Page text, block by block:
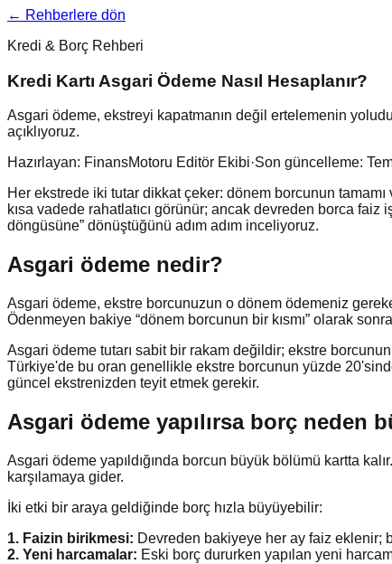
← Rehberlere dön
Kredi & Borç Rehberi
Kredi Kartı Asgari Ödeme Nasıl Hesaplanır?
Asgari ödeme, ekstreyi kapatmanın değil ertelemenin
açıklıyoruz.
Hazırlayan: FinansMotoru Editör Ekibi·Son güncelleme:
Her ekstrede iki tutar dikkat çeker: dönem borcunun tamamı
kısa vadede rahatlatıcı görünür; ancak devreden borca
döngüsüne” dönüştüğünü adım adım inceliyoruz.
Asgari ödeme nedir?
Asgari ödeme, ekstre borcunuzun o dönem ödemeniz
Ödenmeyen bakiye “dönem borcunun bir kısmı” olarak
Asgari ödeme tutarı sabit bir rakam değildir; ekstre
Türkiye'de bu oran genellikle ekstre borcunun yüzde
güncel ekstrenizden teyit etmek gerekir.
Asgari ödeme yapılırsa borç neden
Asgari ödeme yapıldığında borcun büyük bölümü kartta
karşılamaya gider.
İki etki bir araya geldiğinde borç hızla büyüyebilir:
1. Faizin birikmesi: Devreden bakiyeye her ay faiz eklenir;
2. Yeni harcamalar: Eski borç dururken yapılan yeni